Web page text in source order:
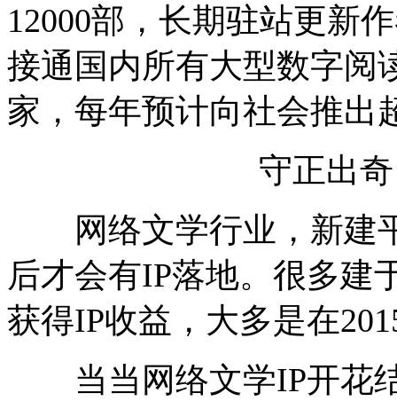
12000部，长期驻站更新
接通国内所有大型数字阅
家，每年预计向社会推出
守正出奇
网络文学行业，新建
后才会有IP落地。很多建
获得IP收益，大多是在
当当网络文学IP开花结